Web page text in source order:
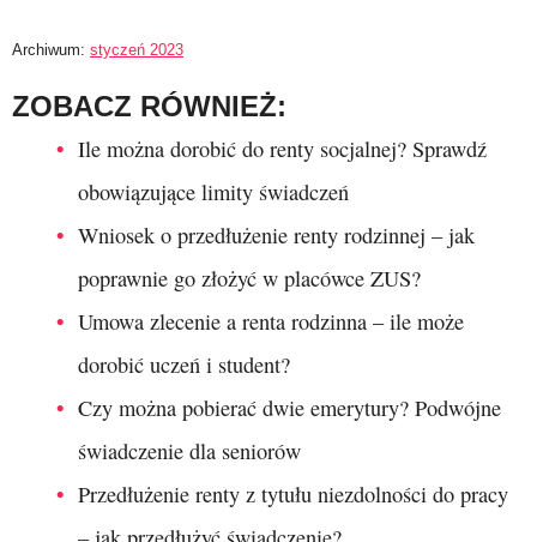
Archiwum: styczeń 2023
ZOBACZ RÓWNIEŻ:
Ile można dorobić do renty socjalnej? Sprawdź
obowiązujące limity świadczeń
Wniosek o przedłużenie renty rodzinnej – jak
poprawnie go złożyć w placówce ZUS?
Umowa zlecenie a renta rodzinna – ile może
dorobić uczeń i student?
Czy można pobierać dwie emerytury? Podwójne
świadczenie dla seniorów
Przedłużenie renty z tytułu niezdolności do pracy